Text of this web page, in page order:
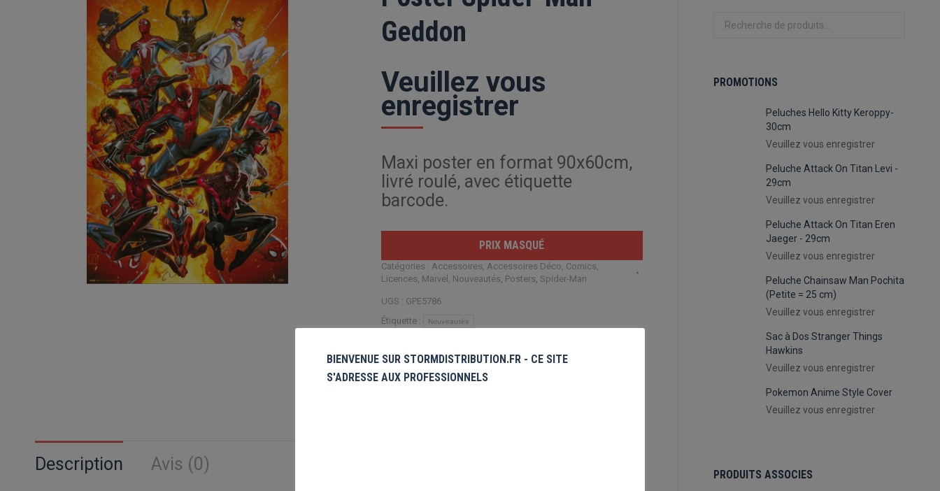
Geddon
Veuillez vous
enregistrer
Maxi poster en format 90x60cm,
livré roulé, avec étiquette
barcode.
PRIX MASQUÉ
Catégories : Accessoires, Accessoires Déco, Comics,
Licences, Marvel , Nouveautés, Posters, Spider-Man
UGS : GPE5786
Étiquette :
Nouveautés
Share this product
Description
Avis (0)
PROMOTIONS
Peluches Hello Kitty Keroppy-
30cm
Veuillez vous enregistrer
Peluche Attack On Titan Levi -
29cm
Veuillez vous enregistrer
Peluche Attack On Titan Eren
Jaeger - 29cm
Veuillez vous enregistrer
Peluche Chainsaw Man Pochita
(Petite = 25 cm)
Veuillez vous enregistrer
Sac à Dos Stranger Things
Hawkins
Veuillez vous enregistrer
Pokemon Anime Style Cover
Veuillez vous enregistrer
PRODUITS ASSOCIES
BIENVENUE SUR STORMDISTRIBUTION.FR - CE SITE
S'ADRESSE AUX PROFESSIONNELS